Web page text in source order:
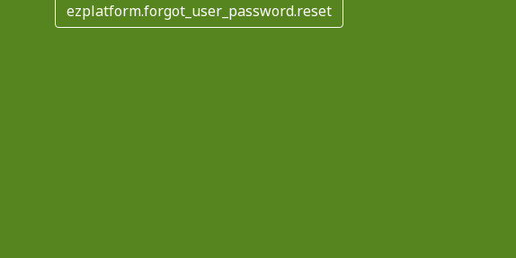
ezplatform.forgot_user_password.reset